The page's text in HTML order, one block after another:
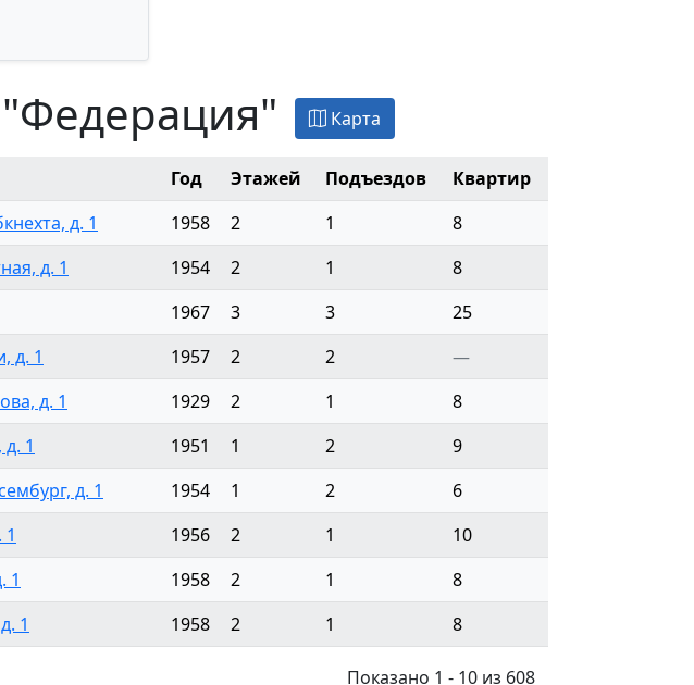
Карта
Год Этажей Подъездов
Квартир
д. 1 1958 2 1
8
д. 1 1954 2 1
8
1967 3 3
25
д. 1 1957 2 2
—
д. 1 1929 2 1
8
1 1951 1 2
9
д. 1 1954 1 2
6
1956 2 1
10
1 1958 2 1
8
1 1958 2 1 8
Показано 1 - 10 из 608